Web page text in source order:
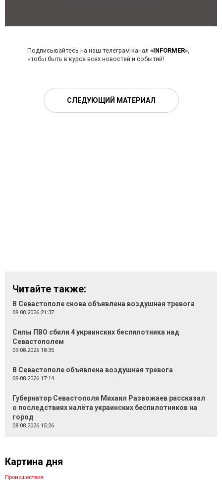
Подписывайтесь на наш телеграм-канал «INFORMER»,
чтобы быть в курсе всех новостей и событий!
СЛЕДУЮЩИЙ МАТЕРИАЛ
Читайте также:
В Севастополе снова объявлена воздушная тревога
09.08.2026 21:37
Силы ПВО сбили 4 украинских беспилотника над
Севастополем
09.08.2026 18:35
В Севастополе объявлена воздушная тревога
09.08.2026 17:14
Губернатор Севастополя Михаил Развожаев рассказал
о последствиях налёта украинских беспилотников на
город
08.08.2026 15:26
Картина дня
Происшествия